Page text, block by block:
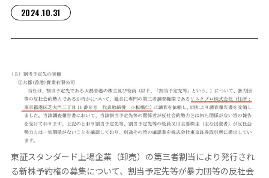
2024.10.31
東証スタンダード上場企業（卸売）の第三者割当により発行され
る新株予約権の募集について、割当予定先等が暴力団等の反社会